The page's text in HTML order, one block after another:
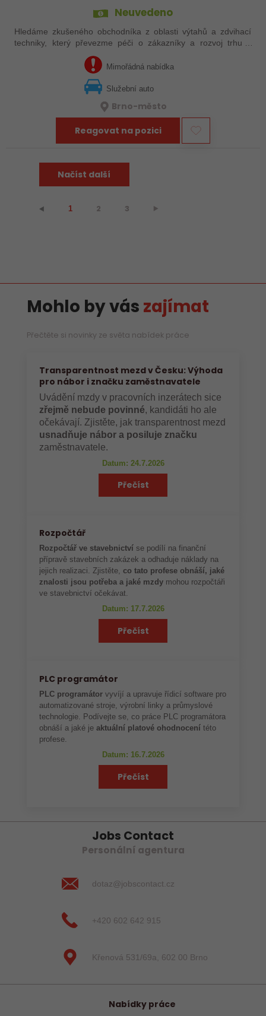
Neuvedeno
Hledáme zkušeného obchodníka z oblasti výtahů a zdvihací
techniky, který převezme péči o zákazníky a rozvoj trhu v
Česku a na Slovensku.
Mimořádná nabídka
Služební auto
Brno-město
Reagovat na pozici
Načíst další
⯇ 1 2 3 ⯈
Mohlo by vás zajímat
Přečtěte si novinky ze světa nabídek práce
Transparentnost mezd v Česku: Výhoda
pro nábor i značku zaměstnavatele
Uvádění mzdy v pracovních inzerátech sice
zřejmě nebude povinné, kandidáti ho ale
očekávají. Zjistěte, jak transparentnost mezd
usnadňuje nábor a posiluje značku
zaměstnavatele.
Datum: 24.7.2026
Přečíst
Rozpočtář
Rozpočtář ve stavebnictví se podílí na finanční
přípravě stavebních zakázek a odhaduje náklady na
jejich realizaci. Zjistěte,co tato profese obnáší, jaké
znalosti jsou potřeba a jaké mzdy mohou rozpočtáři
ve stavebnictví očekávat.
Datum: 17.7.2026
Přečíst
PLC programátor
PLC programátor vyvíjí a upravuje řídicí software pro
automatizované stroje, výrobní linky a průmyslové
technologie. Podívejte se, co práce PLC programátora
obnáší a jaké je aktuální platové ohodnocení této
profese.
Datum: 16.7.2026
Přečíst
Jobs Contact
Personální agentura
dotaz@jobscontact.cz
+420 602 642 915
Křenová 531/69a, 602 00 Brno
Nabídky práce